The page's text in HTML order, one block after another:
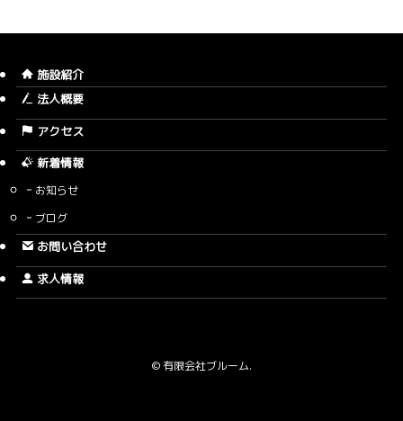
施設紹介
法人概要
アクセス
新着情報
お知らせ
ブログ
お問い合わせ
求人情報
©有限会社ブルーム.